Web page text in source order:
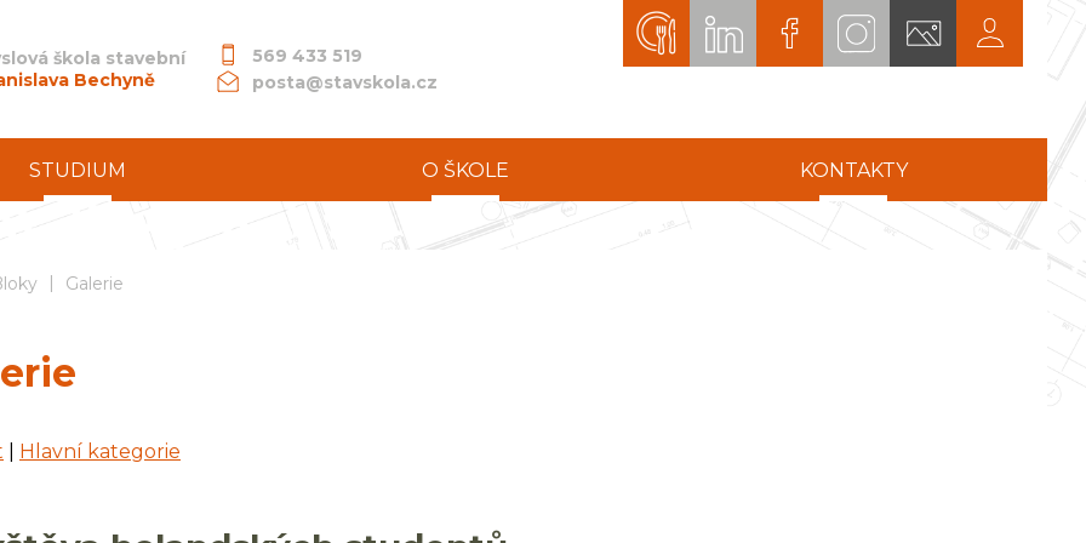
škola stavební
Bechyně
569 433 519
posta@stavskola.cz
STUDIUM O ŠKOLE KONTAKTY
průmyslová škola stavební akademika Stanislava Bechyně
| Galerie
Hlavní kategorie